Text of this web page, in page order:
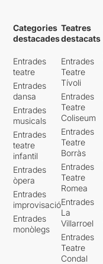
Categories
destacades
Entrades
teatre
Entrades
dansa
Entrades
musicals
Entrades
teatre
infantil
Entrades
òpera
Entrades
improvisació
Entrades
monòlegs
Teatres
destacats
Entrades
Teatre
Tívoli
Entrades
Teatre
Coliseum
Entrades
Teatre
Borràs
Entrades
Teatre
Romea
Entrades
La
Villarroel
Entrades
Teatre
Condal